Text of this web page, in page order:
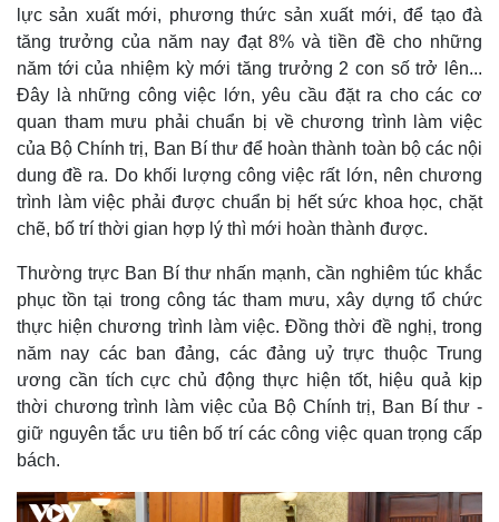
Thế giới
Quan sát
Cuộc sống đó đây
Multimedia
Video
Ảnh
Infographic
lực sản xuất mới, phương thức sản xuất mới, để tạo đà
tăng trưởng của năm nay đạt 8% và tiền đề cho những
năm tới của nhiệm kỳ mới tăng trưởng 2 con số trở lên...
Đây là những công việc lớn, yêu cầu đặt ra cho các cơ
quan tham mưu phải chuẩn bị về chương trình làm việc
của Bộ Chính trị, Ban Bí thư để hoàn thành toàn bộ các nội
dung đề ra. Do khối lượng công việc rất lớn, nên chương
trình làm việc phải được chuẩn bị hết sức khoa học, chặt
chẽ, bố trí thời gian hợp lý thì mới hoàn thành được.
Thường trực Ban Bí thư nhấn mạnh, cần nghiêm túc khắc
phục tồn tại trong công tác tham mưu, xây dựng tổ chức
thực hiện chương trình làm việc. Đồng thời đề nghị, trong
năm nay các ban đảng, các đảng uỷ trực thuộc Trung
ương cần tích cực chủ động thực hiện tốt, hiệu quả kịp
thời chương trình làm việc của Bộ Chính trị, Ban Bí thư -
giữ nguyên tắc ưu tiên bố trí các công việc quan trọng cấp
bách.